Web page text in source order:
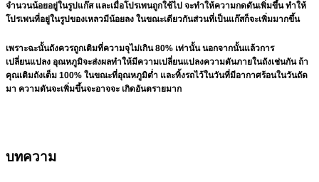
จำนวนน้อยอยู่ในรูปแก๊ส และเมื่อโปรเพนถูกใช้ไป จะทำให้ความกดดันเพิ่มขึ้น ทำให้
โปรเพนที่อยู่ในรูปของเหลวมีน้อยลง ในขณะเดียวกันส่วนที่เป็นแก๊สก็จะเพิ่มมากขึ้น
เพราะฉะนั้นถังควรถูกเติมที่ความจุไม่เกิน 80% เท่านั้น นอกจากนั้นแล้วการ
เปลี่ยนแปลง อุณหภูมิจะส่งผลทำให้มีความเปลี่ยนแปลงความดันภายในถังเช่นกัน ถ้า
คุณเติมถังเต็ม 100% ในขณะที่อุณหภูมิต่ำ และทิ้งรถไว้ในวันที่มีอากาศร้อนในวันถัด
มา ความดันจะเพิ่มขึ้นจะอาจจะ เกิดอันตรายมาก
บทความ